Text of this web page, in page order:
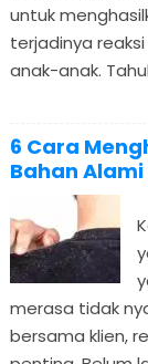
untuk
terjadinya
anak-anak.
6 Cara
Bahan
merasa tidak
bersama klien,